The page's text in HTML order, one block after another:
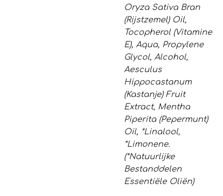
Oryza Sativa Bran
(Rijstzemel) Oil,
Tocopherol (Vitamine
E), Aqua, Propylene
Glycol, Alcohol,
Aesculus
Hippocastanum
(Kastanje) Fruit
Extract, Mentha
Piperita (Pepermunt)
Oil, *Linalool,
*Limonene.
(*Natuurlijke
Bestanddelen
Essentiële Oliën)